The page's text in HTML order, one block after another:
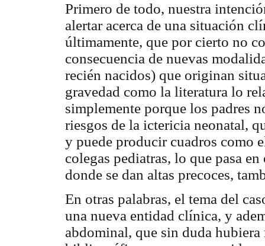
Primero de todo, nuestra
alertar acerca de una situación
últimamente, que por cierto no
consecuencia de nuevas
recién nacidos) que originan
gravedad como la literatura lo
simplemente porque los padres
riesgos de la ictericia neonatal,
y puede producir cuadros como
colegas pediatras, lo que pasa
donde se dan altas precoces,
En otras palabras, el tema del
una nueva entidad clínica, y
abdominal, que sin duda